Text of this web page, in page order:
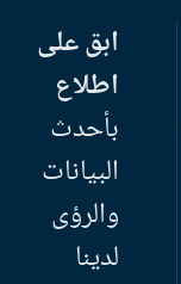
ابق على
اطلاع
بأحدث
البيانات
والرؤى
لدينا